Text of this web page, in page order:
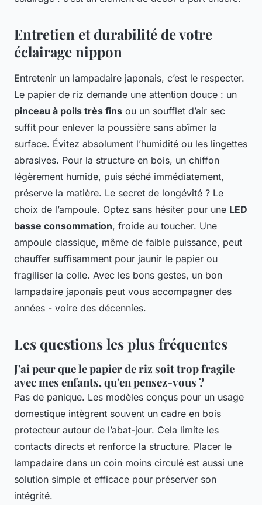
Entretien et durabilité de votre
éclairage nippon
Entretenir un lampadaire japonais, c’est le respecter.
Le papier de riz demande une attention douce : un
pinceau à poils très fins ou un soufflet d’air sec
suffit pour enlever la poussière sans abîmer la
surface. Évitez absolument l’humidité ou les lingettes
abrasives. Pour la structure en bois, un chiffon
légèrement humide, puis séché immédiatement,
préserve la matière. Le secret de longévité ? Le
choix de l’ampoule. Optez sans hésiter pour une LED
basse consommation, froide au toucher. Une
ampoule classique, même de faible puissance, peut
chauffer suffisamment pour jaunir le papier ou
fragiliser la colle. Avec les bons gestes, un bon
lampadaire japonais peut vous accompagner des
années - voire des décennies.
Les questions les plus fréquentes
J'ai peur que le papier de riz soit trop fragile
avec mes enfants, qu'en pensez-vous ?
Pas de panique. Les modèles conçus pour un usage
domestique intègrent souvent un cadre en bois
protecteur autour de l’abat-jour. Cela limite les
contacts directs et renforce la structure. Placer le
lampadaire dans un coin moins circulé est aussi une
solution simple et efficace pour préserver son
intégrité.